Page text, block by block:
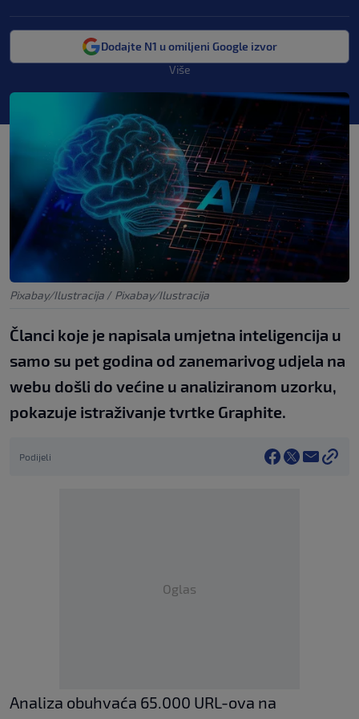
Dodajte N1 u omiljeni Google izvor
Više
Pixabay/Ilustracija / Pixabay/Ilustracija
Članci koje je napisala umjetna inteligencija u
samo su pet godina od zanemarivog udjela na
webu došli do većine u analiziranom uzorku,
pokazuje istraživanje tvrtke Graphite.
Podijeli
Oglas
Analiza obuhvaća 65.000 URL-ova na